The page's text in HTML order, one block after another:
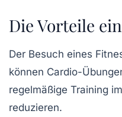
Die Vorteile
Der Besuch eines
können Cardio-
regelmäßige Training
reduzieren.